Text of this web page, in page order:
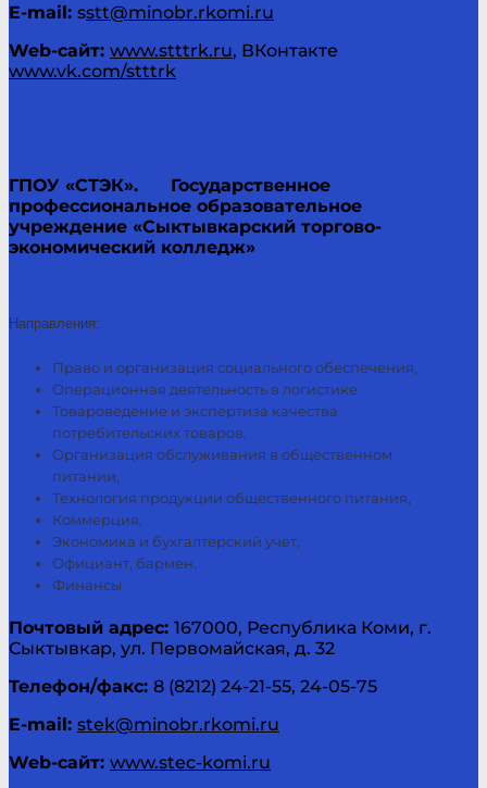
E-mail: sstt@minobr.rkomi.ru
Web-сайт: www.stttrk.ru, ВКонтакте
www.vk.com/stttrk
ГПОУ «СТЭК». Государственное
профессиональное образовательное
учреждение «Сыктывкарский торгово-
экономический колледж»
Направления:
Право и организация социального обеспечения,
Операционная деятельность в логистике
Товароведение и экспертиза качества
потребительских товаров,
Организация обслуживания в общественном
питании,
Технология продукции общественного питания,
Коммерция,
Экономика и бухгалтерский учет,
Официант, бармен.
Финансы
Почтовый адрес: 167000, Республика Коми, г.
Сыктывкар, ул. Первомайская, д. 32
Телефон/факс: 8 (8212) 24-21-55, 24-05-75
E-mail: stek@minobr.rkomi.ru
Web-сайт: www.stec-komi.ru